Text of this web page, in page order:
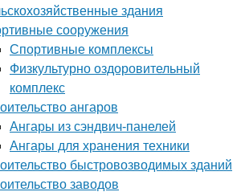
здания
сооружения
Спортивные комплексы
Физкультурно оздоровительный
комплекс
ангаров
Ангары из сэндвич-панелей
Ангары для хранения техники
быстровозводимых зданий
заводов